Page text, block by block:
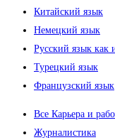
Китайский язык
Немецкий язык
Русский язык как
Турецкий язык
Французский язык
Все Карьера и
Журналистика